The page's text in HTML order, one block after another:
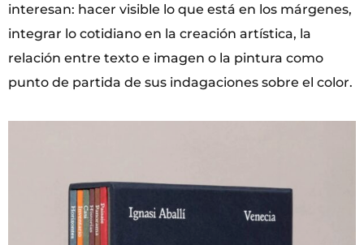
interesan: hacer visible lo que está en los márgenes,
integrar lo cotidiano en la creación artística, la
relación entre texto e imagen o la pintura como
punto de partida de sus indagaciones sobre el color.